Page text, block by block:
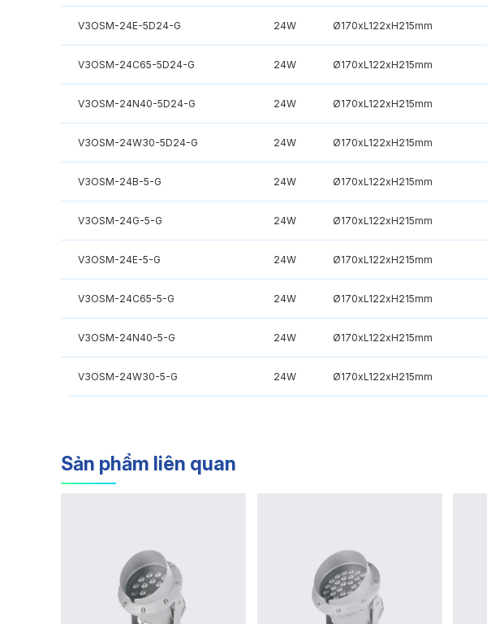
V3OSM-24E-5D24-G 24W Ø170xL122xH215mm
V3OSM-24C65-5D24-G 24W Ø170xL122xH215mm
V3OSM-24N40-5D24-G 24W Ø170xL122xH215mm
V3OSM-24W30-5D24-G 24W Ø170xL122xH215mm
V3OSM-24B-5-G 24W Ø170xL122xH215mm
V3OSM-24G-5-G 24W Ø170xL122xH215mm
V3OSM-24E-5-G 24W Ø170xL122xH215mm
V3OSM-24C65-5-G 24W Ø170xL122xH215mm
V3OSM-24N40-5-G 24W Ø170xL122xH215mm
V3OSM-24W30-5-G 24W Ø170xL122xH215mm
Sản phẩm liên quan